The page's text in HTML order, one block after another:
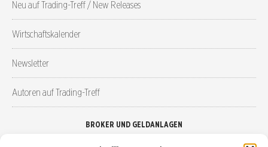
Neu auf Trading-Treff / New Releases
Wirtschaftskalender
Newsletter
Autoren auf Trading-Treff
BROKER UND GELDANLAGEN